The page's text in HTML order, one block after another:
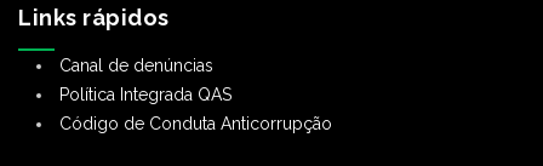
Links rápidos
Canal de denúncias
Política Integrada QAS
Código de Conduta Anticorrupção